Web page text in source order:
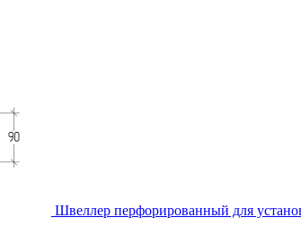
Швеллер перфорированный для